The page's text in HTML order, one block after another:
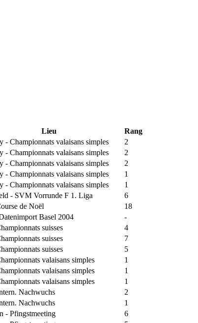
Lieu
Rang
- Championnats valaisans simples
2
- Championnats valaisans simples
2
- Championnats valaisans simples
2
- Championnats valaisans simples
1
- Championnats valaisans simples
1
- SVM Vorrunde F 1. Liga
6
de Noël
18
Basel 2004
-
suisses
4
suisses
7
suisses
5
valaisans simples
1
valaisans simples
1
valaisans simples
1
Nachwuchs
2
Nachwuchs
1
- Pfingstmeeting
6